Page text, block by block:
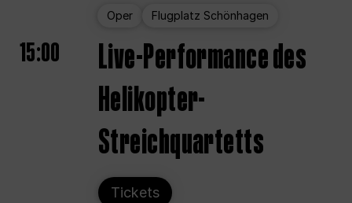
Oper Flugplatz Schönhagen
15:00
Live-Performance des
Helikopter-
Streichquartetts
Tickets